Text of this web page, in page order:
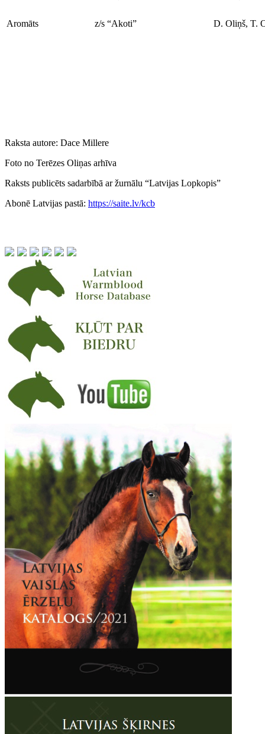
Aromāts z/s “Akoti” D. Oliņš, T.
Raksta autore: Dace Millere
Foto no Terēzes Oliņas arhīva
Raksts publicēts sadarbībā ar žurnālu “Latvijas Lopkopis”
Abonē Latvijas pastā: https://saite.lv/kcb